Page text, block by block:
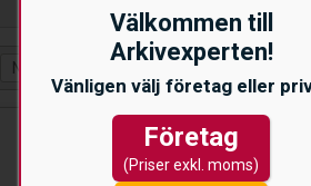
Välkommen till
Arkivexperten!
Vänligen välj företag eller
Företag
(Priser exkl. moms)